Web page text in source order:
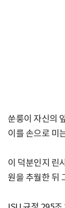
쑨룽이 자신의
이를 손으로 미
이 덕분인지 린
원을 추월한 뒤